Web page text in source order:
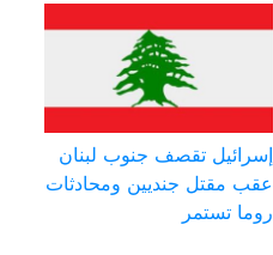
إسرائيل تقصف جنوب لبنان
عقب مقتل جنديين ومحادثات
روما تستمر